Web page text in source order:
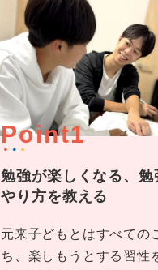
Point1
勉強が楽しくなる、勉
やり方を教える
元来子どもとはすべての
ち、楽しもうとする習性